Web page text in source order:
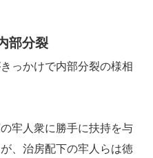
部分裂
っかけで内部分裂の様相
牢人衆に勝手に扶持を与
、治房配下の牢人らは徳